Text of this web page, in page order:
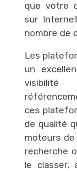
que votre
sur
nombre de
Les
un
visibilité
ces
de qualité
moteurs
recherche
le classer,